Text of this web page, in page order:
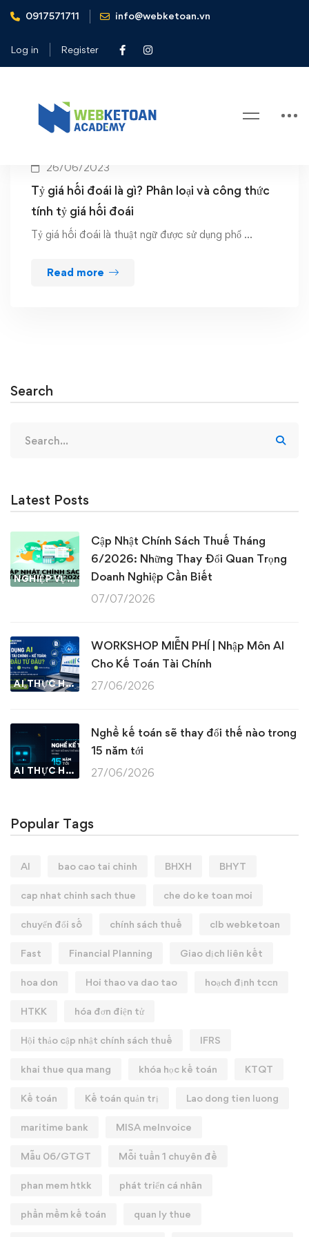
0917571711 info@webketoan.vn
Log in Register
Home Exchange Rate
Tag: Exchange Rate
26/06/2023
Tỷ giá hối đoái là gì? Phân loại và công thức
tính tỷ giá hối đoái
Tỷ giá hối đoái là thuật ngữ được sử dụng phổ …
Read more
Search
for:
Latest Posts
NGHIỆP VỤ KẾ TOÁN & THUẾ
Cập Nhật Chính Sách Thuế Tháng
6/2026: Những Thay Đổi Quan Trọng
Doanh Nghiệp Cần Biết
07/07/2026
AI THỰC HÀNH
WORKSHOP MIỄN PHÍ | Nhập Môn AI
Cho Kế Toán Tài Chính
27/06/2026
AI THỰC HÀNH
Nghề kế toán sẽ thay đổi thế nào trong
15 năm tới
27/06/2026
Popular Tags
AI bao cao tai chinh BHXH BHYT
cap nhat chinh sach thue che do ke toan moi
chuyển đổi số chính sách thuế clb webketoan
Fast Financial Planning Giao dịch liên kết
hoa don Hoi thao va dao tao hoạch định tccn
HTKK hóa đơn điện tử
Hội thảo cập nhật chính sách thuế IFRS
khai thue qua mang khóa học kế toán KTQT
Kế toán Kế toán quản trị Lao dong tien luong
maritime bank MISA meInvoice
Mẫu 06/GTGT Mỗi tuần 1 chuyên đề
phan mem htkk phát triển cá nhân
phần mềm kế toán quan ly thue